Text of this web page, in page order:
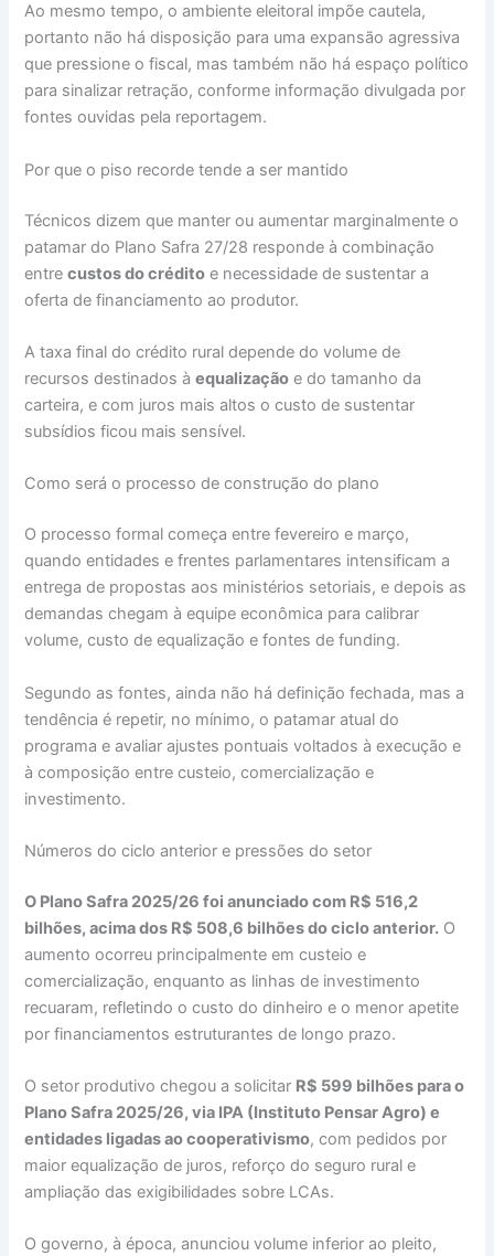
Ao mesmo tempo, o ambiente eleitoral impõe cautela,
portanto não há disposição para uma expansão agressiva
que pressione o fiscal, mas também não há espaço político
para sinalizar retração, conforme informação divulgada por
fontes ouvidas pela reportagem.
Por que o piso recorde tende a ser mantido
Técnicos dizem que manter ou aumentar marginalmente o
patamar do Plano Safra 27/28 responde à combinação
entrecustos do crédito e necessidade de sustentar a
oferta de financiamento ao produtor.
A taxa final do crédito rural depende do volume de
recursos destinados àequalização e do tamanho da
carteira, e com juros mais altos o custo de sustentar
subsídios ficou mais sensível.
Como será o processo de construção do plano
O processo formal começa entre fevereiro e março,
quando entidades e frentes parlamentares intensificam a
entrega de propostas aos ministérios setoriais, e depois as
demandas chegam à equipe econômica para calibrar
volume, custo de equalização e fontes de funding.
Segundo as fontes, ainda não há definição fechada, mas a
tendência é repetir, no mínimo, o patamar atual do
programa e avaliar ajustes pontuais voltados à execução e
à composição entre custeio, comercialização e
investimento.
Números do ciclo anterior e pressões do setor
O Plano Safra 2025/26 foi anunciado com R$ 516,2
bilhões, acima dos R$ 508,6 bilhões do ciclo anterior. O
aumento ocorreu principalmente em custeio e
comercialização, enquanto as linhas de investimento
recuaram, refletindo o custo do dinheiro e o menor apetite
por financiamentos estruturantes de longo prazo.
O setor produtivo chegou a solicitar R$ 599 bilhões para o
Plano Safra 2025/26, via IPA (Instituto Pensar Agro) e
entidades ligadas ao cooperativismo, com pedidos por
maior equalização de juros, reforço do seguro rural e
ampliação das exigibilidades sobre LCAs.
O governo, à época, anunciou volume inferior ao pleito,